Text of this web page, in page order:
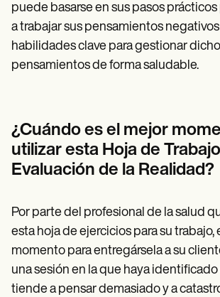
puede basarse en sus pasos
a trabajar sus pensamientos
habilidades clave para gestionar
pensamientos de forma saludable.
¿Cuándo es el mejor
utilizar esta Hoja de
Evaluación de la Realidad?
Por parte del profesional de la salud
esta hoja de ejercicios para su trabajo,
momento para entregársela a su
una sesión en la que haya
tiende a pensar demasiado y a